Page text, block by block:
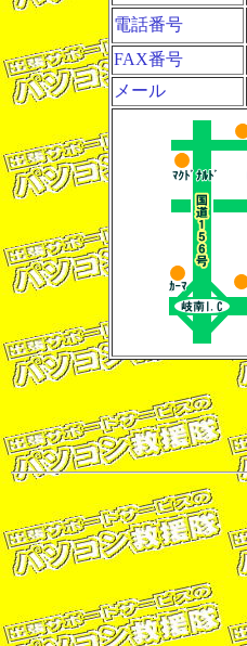
電話番号
FAX番号
メール